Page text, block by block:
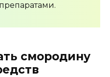
смородину